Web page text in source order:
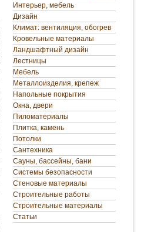
Интерьер, мебель
Дизайн
Климат: вентиляция, обогрев
Кровельные материалы
Ландшафтный дизайн
Лестницы
Мебель
Металлоизделия, крепеж
Напольные покрытия
Окна, двери
Пиломатериалы
Плитка, камень
Потолки
Сантехника
Сауны, бассейны, бани
Системы безопасности
Стеновые материалы
Строительные работы
Строительные материалы
Статьи